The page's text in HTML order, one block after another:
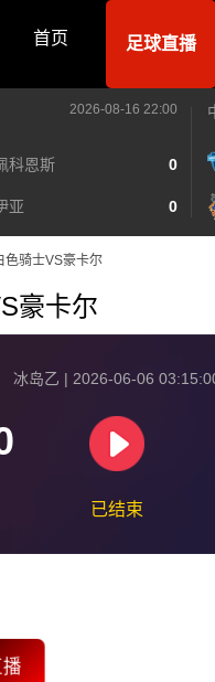
首页 足球直播
2026-08-16 22:00
科恩斯 0
亚 0
骑士VS豪卡尔
豪卡尔
冰岛乙 | 2026-06-06
已结束
尔